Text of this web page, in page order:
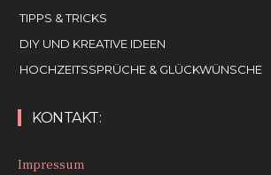
TIPPS & TRICKS
DIY UND KREATIVE IDEEN
HOCHZEITSSPRÜCHE & GLÜCKWÜNSCHE
KONTAKT:
Impressum